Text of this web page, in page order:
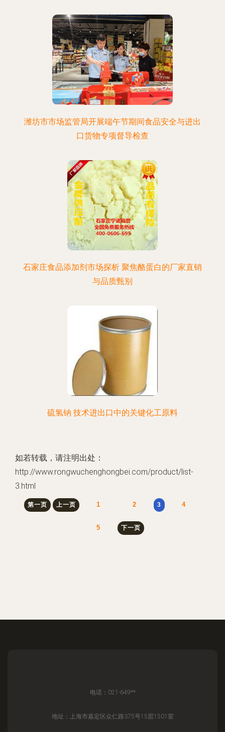
潍坊市市场监管局开展端午节期间食品安全与进出
口货物专项督导检查
石家庄食品添加剂市场探析 聚焦酪蛋白的厂家直销
与品质甄别
硫氢钠 技术进出口中的关键化工原料
如若转载，请注明出处：
http://www.rongwuchenghongbei.com/product/list-
3.html
第一页 上一页 1 2 3 4
5 下一页
电话：021-649**
地址：上海市嘉定区众仁路375号15层1501室